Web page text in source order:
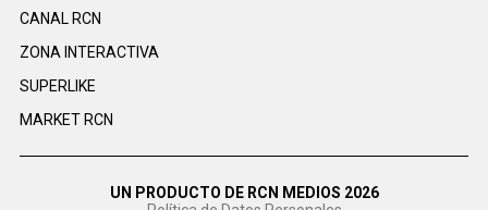
CANAL RCN
ZONA INTERACTIVA
SUPERLIKE
MARKET RCN
UN PRODUCTO DE RCN MEDIOS 2026